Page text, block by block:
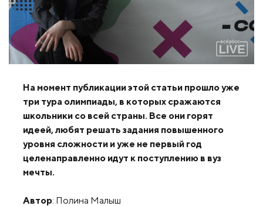
На момент публикации этой статьи прошло уже
три тура олимпиады, в которых сражаются
школьники со всей страны. Все они горят
идеей, любят решать задания повышенного
уровня сложности и уже не первый год
целенаправленно идут к поступлению в вуз
мечты.
Автор: Полина Малыш